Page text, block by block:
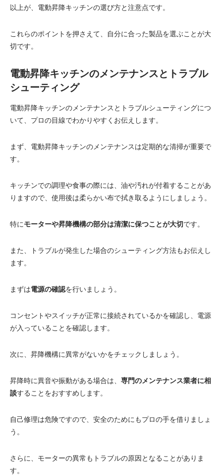
以上が、電動昇降キッチンの選び方と注意点です。
これらのポイントを押さえて、自分に合った製品を選ぶことが大
切です。
電動昇降キッチンのメンテナンスとトラブル
シューティング
電動昇降キッチンのメンテナンスとトラブルシューティングにつ
いて、プロの目線でわかりやすくお伝えします。
まず、電動昇降キッチンのメンテナンスは定期的な清掃が重要で
す。
キッチンでの調理や食事の際には、油や汚れが付着することがあ
りますので、使用後は柔らかい布で拭き取るようにしましょう。
特にモーターや昇降機構の部分は清潔に保つことが大切です。
また、トラブルが発生した場合のシューティング方法もお伝えし
ます。
まずは電源の確認を行いましょう。
コンセントやスイッチが正常に接続されているかを確認し、電源
が入っていることを確認します。
次に、昇降機構に異常がないかをチェックしましょう。
昇降時に異音や振動がある場合は、 専門のメンテナンス業者に相
談することをおすすめします。
自己修理は危険ですので、安全のためにもプロの手を借りましょ
う。
さらに、モーターの異常もトラブルの原因となることがありま
す。